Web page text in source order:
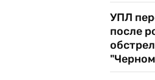
УПЛ
после